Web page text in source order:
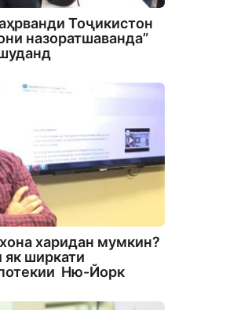
Тоҷикистон
назоратшаванда”
харидан мумкин?
ширкати
Ню-Йорк